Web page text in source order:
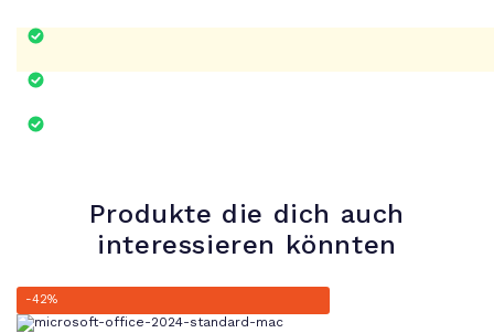
Produkte die dich auch
interessieren könnten
-42%